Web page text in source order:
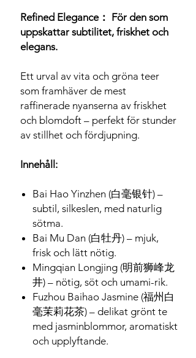
Refined Elegance： För den som
uppskattar subtilitet, friskhet och
elegans.
Ett urval av vita och gröna teer
som framhäver de mest
raffinerade nyanserna av friskhet
och blomdoft – perfekt för stunder
av stillhet och fördjupning.
Innehåll:
Bai Hao Yinzhen (白毫银针) –
subtil, silkeslen, med naturlig
sötma.
Bai Mu Dan (白牡丹) – mjuk,
frisk och lätt nötig.
Mingqian Longjing (明前狮峰龙
井) – nötig, söt och umami-rik.
Fuzhou Baihao Jasmine (福州白
毫茉莉花茶) – delikat grönt te
med jasminblommor, aromatiskt
och upplyftande.